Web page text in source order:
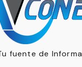
fuente de